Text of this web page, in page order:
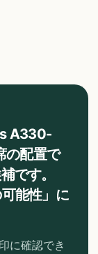
A330-
配置で
です。
能性」に
に確認でき